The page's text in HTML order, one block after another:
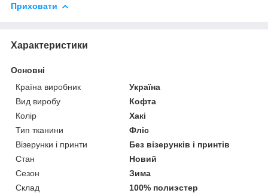
Приховати
Характеристики
Основні
Країна виробник
Україна
Вид виробу
Кофта
Колір
Хакі
Тип тканини
Фліс
Візерунки і принти
Без візерунків і принтів
Стан
Новий
Сезон
Зима
Склад
100% полиэстер